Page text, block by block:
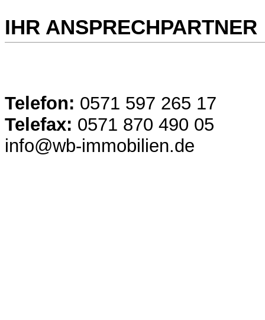
IHR ANSPRECHPARTNER
Telefon: 0571 597 265 17
Telefax: 0571 870 490 05
info@wb-immobilien.de